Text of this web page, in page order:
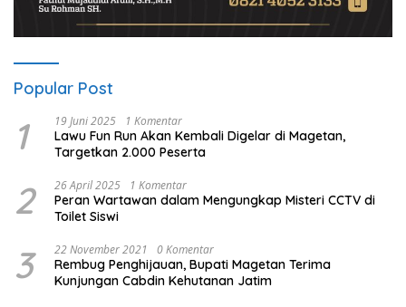
Popular Post
1 19 Juni 2025 1 Komentar
Lawu Fun Run Akan Kembali Digelar di Magetan,
Targetkan 2.000 Peserta
2 26 April 2025 1 Komentar
Peran Wartawan dalam Mengungkap Misteri CCTV di
Toilet Siswi
3 22 November 2021 0 Komentar
Rembug Penghijauan, Bupati Magetan Terima
Kunjungan Cabdin Kehutanan Jatim